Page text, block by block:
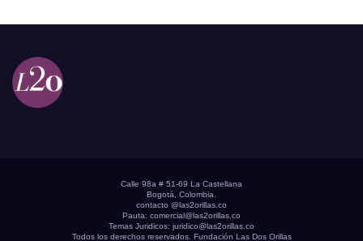
Calle 98a # 51-69 La Castellana
Bogotá, Colombia.
contacto @las2orillas.co
Pauta: comercial@las2orillas.co
Temas Juridicos: juridico@las2orillas.co
Todos los derechos reservados. Fundación Las Dos Orillas